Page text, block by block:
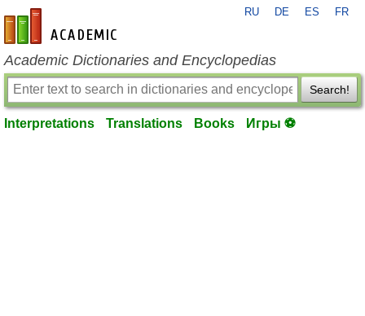
en-academic.com
RU DE ES FR
Academic Dictionaries and Encyclopedias
Search!
Interpretations Translations Books Игры ⚽